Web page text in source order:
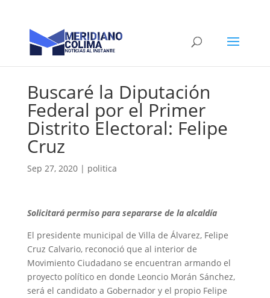
Buscaré la Diputación
Federal por el Primer
Distrito Electoral: Felipe
Cruz
Sep 27, 2020| politica
Solicitará permiso para separarse de la alcaldía
El presidente municipal de Villa de Álvarez, Felipe
Cruz Calvario, reconoció que al interior de
Movimiento Ciudadano se encuentran armando el
proyecto político en donde Leoncio Morán Sánchez,
será el candidato a Gobernador y el propio Felipe